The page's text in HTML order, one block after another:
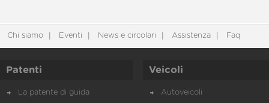
Chi siamo Eventi News e circolari Assistenza Faq
Patenti
La patente di guida
Veicoli
Autoveicoli